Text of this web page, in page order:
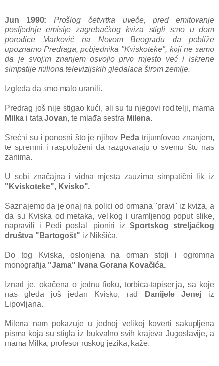
Jun 1990: Prošlog četvrtka uveče, pred emitovanje
posljednje emisije zagrebačkog kviza stigli smo u dom
porodice Marković na Novom Beogradu da pobliže
upoznamo Predraga, pobjednika "Kviskoteke", koji ne samo
da je svojim znanjem osvojio prvo mjesto već i iskrene
simpatije miliona televizijskih gledalaca širom zemlje.
Izgleda da smo malo uranili.
Predrag još nije stigao kući, ali su tu njegovi roditelji, mama
Milka i tata Jovan, te mlađa sestra Milena.
Srećni su i ponosni što je njihov Peđa trijumfovao znanjem,
te spremni i raspoloženi da razgovaraju o svemu što nas
zanima.
U sobi značajna i vidna mjesta zauzima simpatični lik iz
"Kviskoteke", Kvisko".
Saznajemo da je onaj na polici od ormana "pravi" iz kviza, a
da su Kviska od metaka, velikog i uramljenog poput slike,
napravili i Peđi poslali pioniri iz Sportskog streljačkog
društva "Bartogošt" iz Nikšića.
Do tog Kviska, oslonjena na orman stoji i ogromna
monografija "Jama" Ivana Gorana Kovačića.
Iznad je, okačena o jednu fioku, torbica-tapiserija, sa koje
nas gleda još jedan Kvisko, rad
Danijele Jenej iz
Lipovljana.
Milena nam pokazuje u jednoj velikoj koverti sakupljena
pisma koja su stigla iz bukvalno svih krajeva Jugoslavije, a
mama Milka, profesor ruskog jezika, kaže: